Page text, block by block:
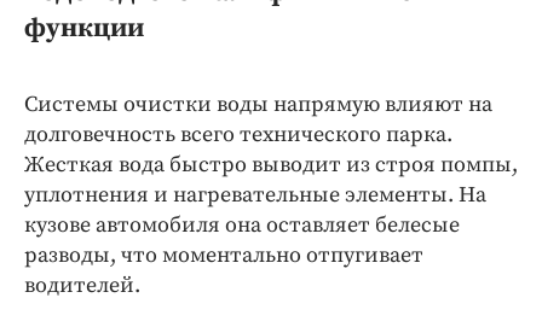
функции
Системы очистки воды напрямую влияют на
долговечность всего технического парка.
Жесткая вода быстро выводит из строя помпы,
уплотнения и нагревательные элементы. На
кузове автомобиля она оставляет белесые
разводы, что моментально отпугивает
водителей.